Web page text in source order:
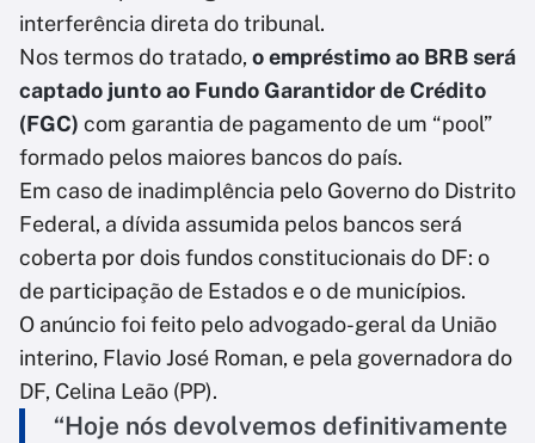
interferência direta do tribunal.
Nos termos do tratado, o empréstimo ao BRB será
captado junto ao Fundo Garantidor de Crédito
(FGC) com garantia de pagamento de um “pool”
formado pelos maiores bancos do país.
Em caso de inadimplência pelo Governo do Distrito
Federal, a dívida assumida pelos bancos será
coberta por dois fundos constitucionais do DF: o
de participação de Estados e o de municípios.
O anúncio foi feito pelo advogado-geral da União
interino, Flavio José Roman, e pela governadora do
DF, Celina Leão (PP).
“Hoje nós devolvemos definitivamente